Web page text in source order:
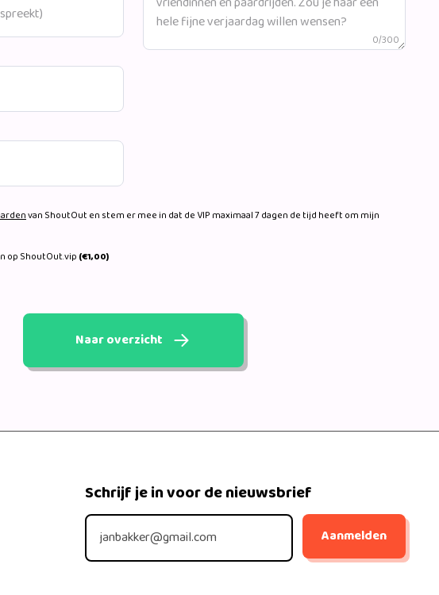
0/300
van ShoutOut en stem er mee in dat de VIP maximaal 7 dagen de tijd heeft om mijn
op ShoutOut.vip(€1,00)
Naar overzicht
Schrijf je in voor de nieuwsbrief
Aanmelden